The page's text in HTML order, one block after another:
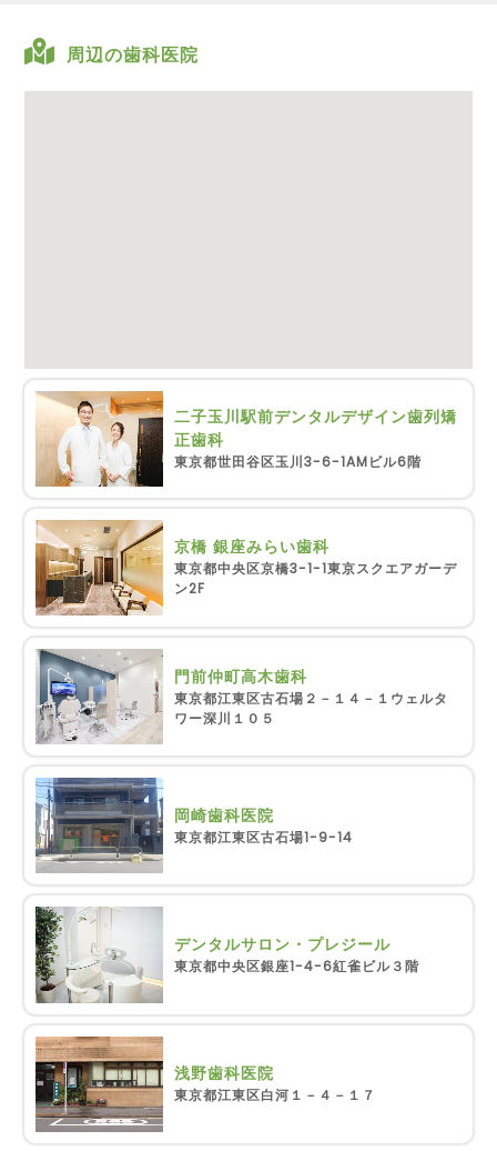
周辺の歯科医院
二子玉川駅前デンタルデザイン歯列矯
正歯科
東京都世田谷区玉川3-6-1AMビル6階
京橋 銀座みらい歯科
東京都中央区京橋3-1-1東京スクエアガーデ
ン2F
門前仲町高木歯科
東京都江東区古石場２－１４－１ウェルタ
ワー深川１０５
岡崎歯科医院
東京都江東区古石場1-9-14
デンタルサロン・プレジール
東京都中央区銀座1-4-6紅雀ビル３階
浅野歯科医院
東京都江東区白河１－４－１７